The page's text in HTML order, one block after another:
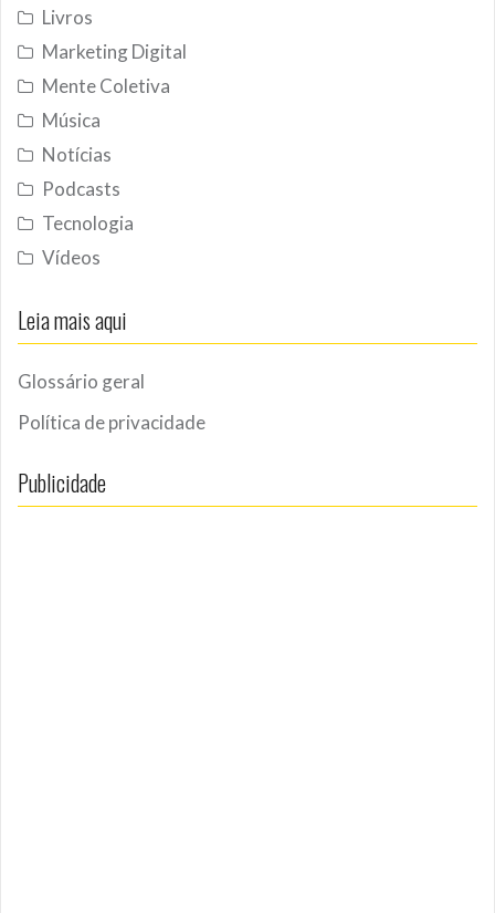
Livros
Marketing Digital
Mente Coletiva
Música
Notícias
Podcasts
Tecnologia
Vídeos
Leia mais aqui
Glossário geral
Política de privacidade
Publicidade